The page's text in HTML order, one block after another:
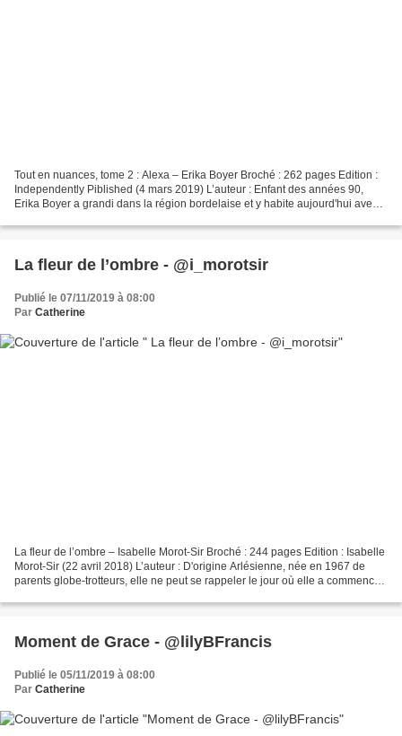
Tout en nuances, tome 2 : Alexa – Erika Boyer Broché : 262 pages Edition :
Independently Piblished (4 mars 2019) L’auteur : Enfant des années 90,
Erika Boyer a grandi dans la région bordelaise et y habite aujourd'hui avec
La fleur de l’ombre - @i_morotsir
Publié le 07/11/2019 à 08:00
Par Catherine
La fleur de l’ombre – Isabelle Morot-Sir Broché : 244 pages Edition : Isabelle
Morot-Sir (22 avril 2018) L’auteur : D'origine Arlésienne, née en 1967 de
parents globe-trotteurs, elle ne peut se rappeler le jour où elle a commencé
Moment de Grace - @lilyBFrancis
Publié le 05/11/2019 à 08:00
Par Catherine